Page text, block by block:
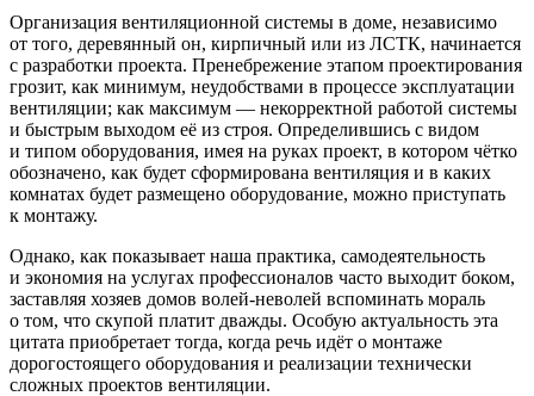
Организация вентиляционной системы в доме, независимо
от того, деревянный он, кирпичный или из ЛСТК, начинается
с разработки проекта. Пренебрежение этапом проектирования
грозит, как минимум, неудобствами в процессе эксплуатации
вентиляции; как максимум — некорректной работой системы
и быстрым выходом её из строя. Определившись с видом
и типом оборудования, имея на руках проект, в котором чётко
обозначено, как будет сформирована вентиляция и в каких
комнатах будет размещено оборудование, можно приступать
к монтажу.
Однако, как показывает наша практика, самодеятельность
и экономия на услугах профессионалов часто выходит боком,
заставляя хозяев домов волей-неволей вспоминать мораль
о том, что скупой платит дважды. Особую актуальность эта
цитата приобретает тогда, когда речь идёт о монтаже
дорогостоящего оборудования и реализации технически
сложных проектов вентиляции.